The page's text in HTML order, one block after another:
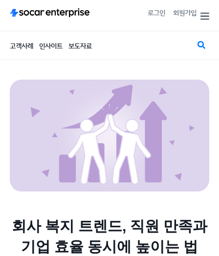
로그인 회원가입
고객사례 인사이트 보도자료
회사 복지 트렌드, 직원 만족과
기업 효율 동시에 높이는 법